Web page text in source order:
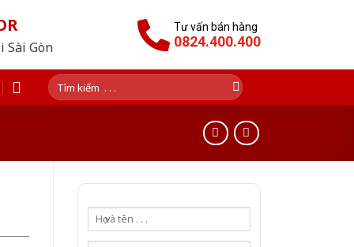
Sài Gòn
Tư vấn bán hàng
0824.400.400
Tìm
kiếm: